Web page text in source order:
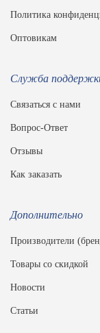
Политика
Оптовикам
Служба
Связаться с нами
Вопрос-Ответ
Отзывы
Как заказать
Дополнительно
Производители
Товары со скидкой
Новости
Статьи